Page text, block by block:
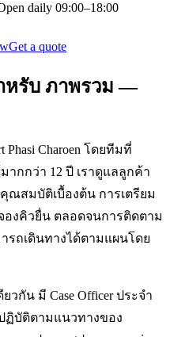
daily 09:00–18:00
Get a quote
หรับ ภาพรวม —
Charoen โดยทีมที่
กกว่า 12 ปี เราดูแลลูกค้า
ณสมบัติเบื้องต้น การเตรียม
องคิวยื่น ตลอดจนการติดตาม
รถเดินทางได้ตามแผนโดย
วกัน มี Case Officer ประจำ
ฏิบัติตามแนวทางของ